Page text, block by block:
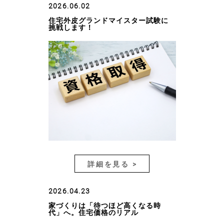
2026.06.02
住宅外皮グランドマイスター試験に
挑戦します！
詳細を見る >
2026.04.23
家づくりは「待つほど高くなる時
代」へ。住宅価格のリアル